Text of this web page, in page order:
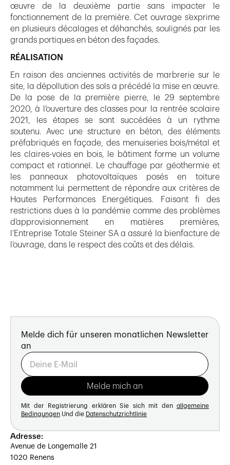
œuvre de la deuxième partie sans impacter le
fonctionnement de la première. Cet ouvrage s’exprime
en plusieurs décalages et déhanchés, soulignés par les
grands portiques en béton des façades.
RÉALISATION
En raison des anciennes activités de marbrerie sur le
site, la dépollution des sols a précédé la mise en œuvre.
De la pose de la première pierre, le 29 septembre
2020, à l’ouverture des classes pour la rentrée scolaire
2021, les étapes se sont succédées à un rythme
soutenu. Avec une structure en béton, des éléments
préfabriqués en façade, des menuiseries bois/métal et
les claires-voies en bois, le bâtiment forme un volume
compact et rationnel. Le chauffage par géothermie et
les panneaux photovoltaïques posés en toiture
notamment lui permettent de répondre aux critères de
Hautes Performances Energétiques. Faisant fi des
restrictions dues à la pandémie comme des problèmes
d’approvisionnement en matières premières,
l’Entreprise Totale Steiner SA a assuré la bienfacture de
l’ouvrage, dans le respect des coûts et des délais.
Melde dich für unseren monatlichen Newsletter
an
Mit der Registrierung erklären Sie sich mit den allgemeine
Bedingungen Und die Datenschutzrichtlinie
Adresse:
Avenue de Longemalle 21
1020 Renens